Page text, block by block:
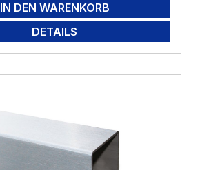
IN DEN WARENKORB
DETAILS